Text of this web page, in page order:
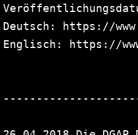
Deutsch: https://
Englisch: https://